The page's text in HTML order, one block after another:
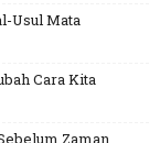
Usul Mata
Cara Kita
Zaman